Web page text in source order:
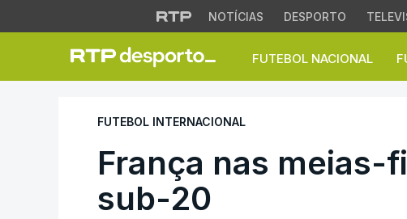
NOTÍCIAS DESPORTO
FUTEBOL NACIONAL
França nas meias-
FUTEBOL INTERNACIONAL
França nas meias-
sub-20